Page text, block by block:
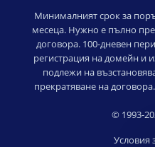
Минималният срок за
месеца. Нужно е пълно
договора. 100-дневен
регистрация на домейн и
подлежи на
прекратяване на
© 1993-
Условия